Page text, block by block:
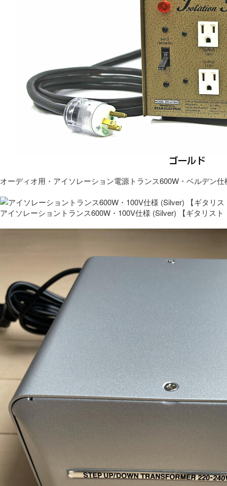
オーディオ用・アイソレーション電源トランス600W・ベルデン仕
アイソレーショントランス600W・100V仕様 (Silver) 【ギタリス